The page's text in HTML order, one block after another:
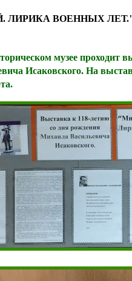
ЛИРИКА ВОЕННЫХ
музее проходит
Исаковского. На